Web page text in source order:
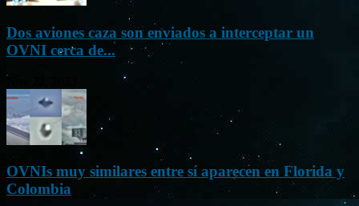
Dos aviones caza son enviados a interceptar un
OVNI cerca de...
OVNIs muy similares entre sí aparecen en Florida y
Colombia